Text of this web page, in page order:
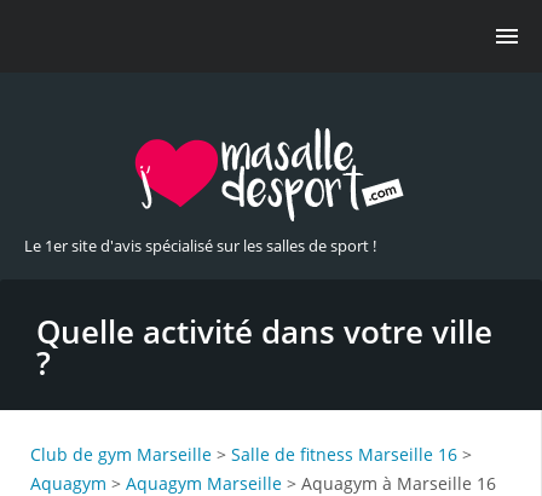
Le 1er site d'avis spécialisé sur les salles de sport !
Quelle activité dans votre ville
?
Club de gym Marseille > Salle de fitness Marseille 16 >
Aquagym > Aquagym Marseille > Aquagym à Marseille 16